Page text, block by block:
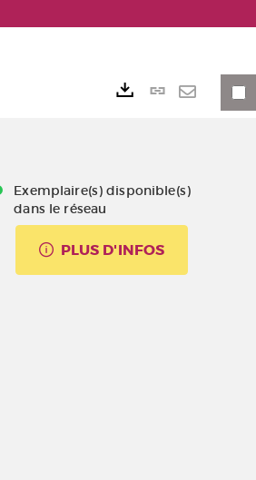
Lien
fenêtre)
mail
Exemplaire(s) disponible(s)
dans le réseau
PLUS D'INFOS